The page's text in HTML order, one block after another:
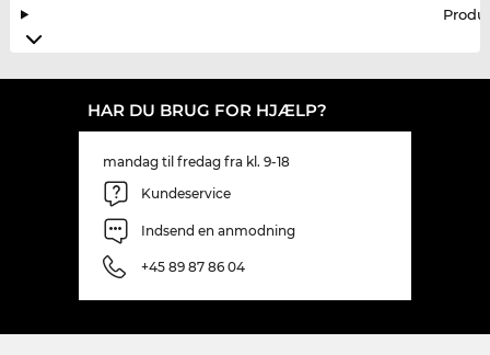
HAR DU BRUG FOR HJÆLP?
mandag til fredag fra kl. 9-18
Kundeservice
Indsend en anmodning
+45 89 87 86 04